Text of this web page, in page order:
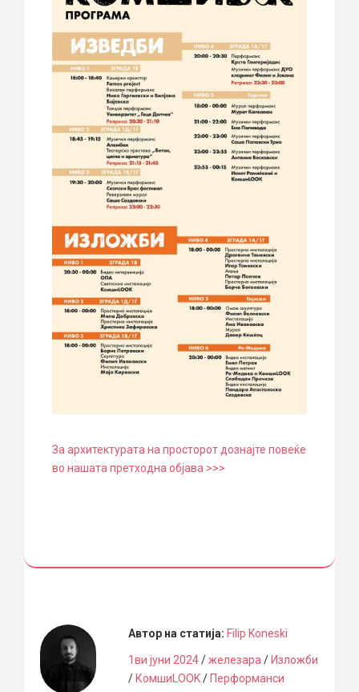
За архитектурата на просторот дознајте повеќе
во нашата претходна објава >>>
Автор на статија: Filip Koneski
1ви јуни 2024/железара/ Изложби
/ КомшиLOOK/ Перформанси